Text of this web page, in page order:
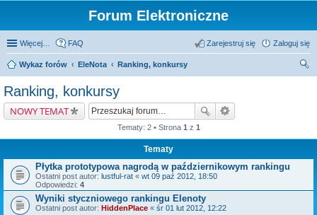
Forum Elektroniczne
Więcej… FAQ Zaloguj się
Zarejestruj się
Wykaz forów EleNota
Ranking, konkursy
Ranking, konkursy
NOWY TEMAT
Tematy: 2 • Strona 1 z 1
Tematy
Płytka prototypowa nagrodą w październikowym rankingu
Ostatni post autor: lustful-rat « wt 09 paź 2012, 18:50
Odpowiedzi: 4
Wyniki styczniowego rankingu Elenoty
Ostatni post autor: HiddenPlace « śr 01 lut 2012, 12:22